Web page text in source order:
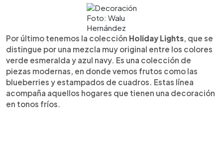
Foto: Walu
Hernández
Por último tenemos la colección Holiday Lights, que se
distingue por una mezcla muy original entre los colores
verde esmeralda y azul navy. Es una colección de
piezas modernas, en donde vemos frutos como las
blueberries y estampados de cuadros. Estas línea
acompaña aquellos hogares que tienen una decoración
en tonos fríos.